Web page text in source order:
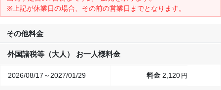
※上記が休業日の場合、その前の営業日までとなります。
その他料金
外国諸税等（大人） お一人様料金
2026/08/17～2027/01/29 2,120 円